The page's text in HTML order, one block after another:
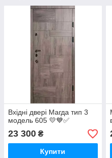
Вхідні двері Магда тип 3
модель 605 💛💙✅
23 300 ₴
Купити